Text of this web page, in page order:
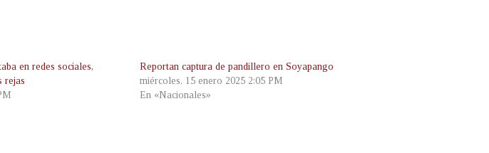
en redes sociales,
rejas
Reportan captura de pandillero en Soyapango
miércoles, 15 enero 2025 2:05 PM
En «Nacionales»